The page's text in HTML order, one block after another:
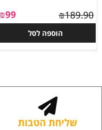
₪189.90
₪99
הוספה לסל
שליחת הטבות